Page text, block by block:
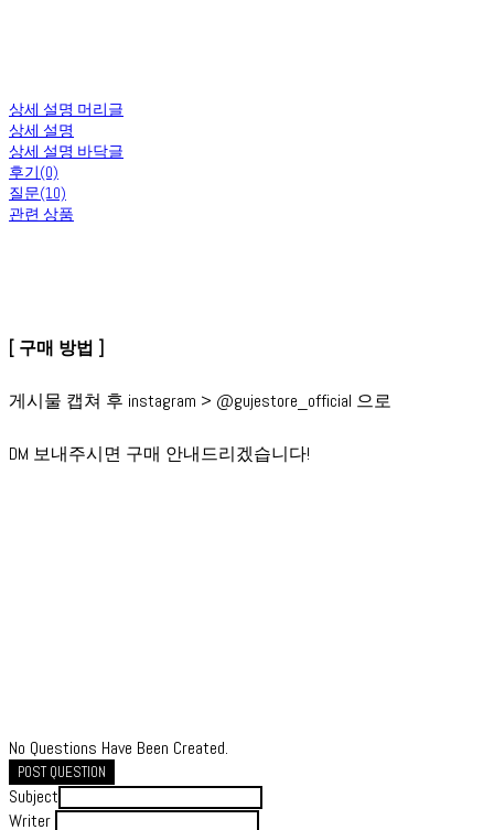
상세 설명 머리글
상세 설명
상세 설명 바닥글
후기(0)
질문(10)
관련 상품
[ 구매 방법 ]
게시물 캡쳐 후 instagram > @gujestore_official 으로
DM 보내주시면 구매 안내드리겠습니다!
No Questions Have Been Created.
POST QUESTION
Subject
Writer